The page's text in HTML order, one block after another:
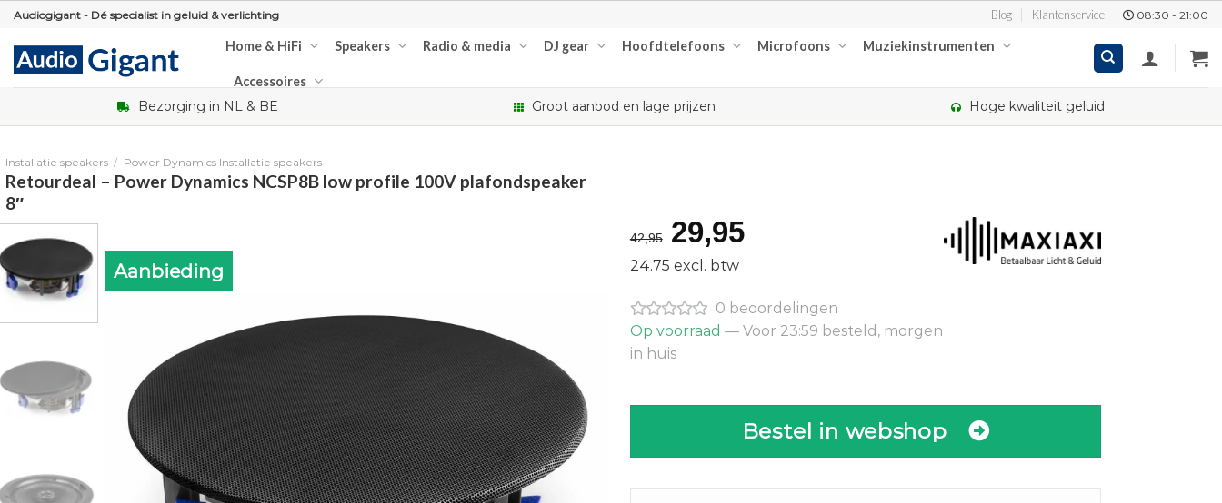
Skip
content
Audiogigant - Dé specialist in geluid & verlichting Blog Klantenservice 08:30 - 21:00
Home & HiFi Speakers Radio & media DJ gear Hoofdtelefoons Microfoons Muziekinstrumenten
Accessoires
Bezorging in NL & BE Groot aanbod en lage prijzen Hoge kwaliteit geluid
Installatie speakers / Power Dynamics Installatie speakers
Retourdeal – Power Dynamics NCSP8B low profile 100V plafondspeaker
8″
Aanbieding
42,95
Oorspronkelijke
prijs
was:
€42,95.
29,95Huidige
€29,95.
24.75 excl. btw
0 beoordelingen
Op voorraad — Voor 23:59 besteld, morgen
in huis
Bestel in webshop